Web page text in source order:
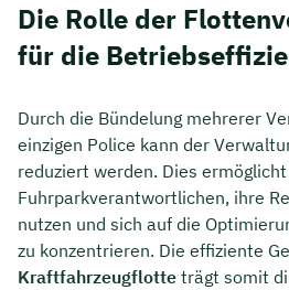
Die Rolle der
für die
Durch die Bündelung mehrerer
einzigen Police kann der
reduziert werden. Dies ermöglicht
Fuhrparkverantwortlichen, ihre
nutzen und sich auf die
zu konzentrieren. Die effiziente
Kraftfahrzeugflotte trägt somit